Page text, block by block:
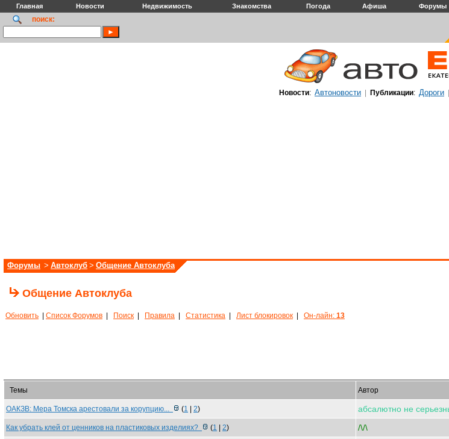
Главная Новости Недвижимость Знакомства Погода Афиша Форумы
поиск:
Новости: Автоновости Публикации: Дороги
Форумы > Автоклуб > Общение Автоклуба
Общение Автоклуба
Обновить Список Форумов Поиск Правила Статистика Лист блокировок Он-лайн: 13
Темы Автор
ОАКЗВ: Мера Томска арестовали за корупцию... (1 2) абсалютно не
Как убрать клей от ценников на пластиковых изделиях? (1 2) /\/\